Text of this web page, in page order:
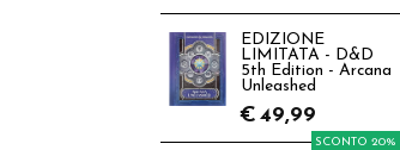
EDIZIONE
LIMITATA - D&D
5th Edition - Arcana
Unleashed
€ 49,99
SCONTO 20%